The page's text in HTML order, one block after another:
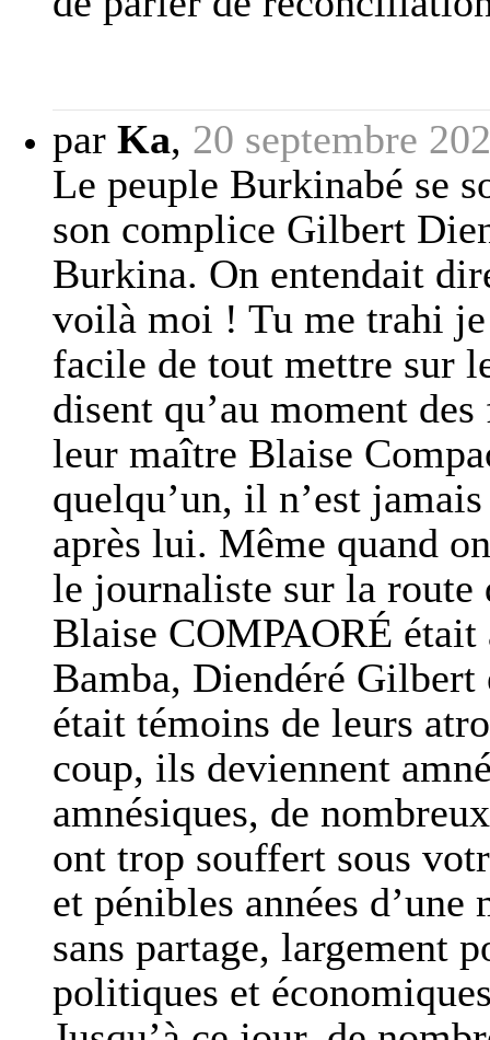
par Ka, 20 septembre
Le peuple Burkinabé se
son complice Gilbert
Burkina. On entendait dire
voilà moi ! Tu me trahi je
facile de tout mettre sur
disent qu’au moment
leur maître Blaise
quelqu’un, il n’est
après lui. Même quand
le journaliste sur la route
Blaise COMPAORÉ
Bamba, Diendéré
était témoins de leurs
coup, ils deviennent
amnésiques, de
ont trop souffert sous
et pénibles années
sans partage, largement
politiques et